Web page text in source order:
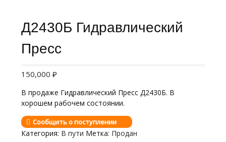
Д2430Б Гидравлический
Пресс
150,000 ₽
В продаже Гидравлический Пресс Д2430Б. В
хорошем рабочем состоянии.
Сообщить о поступлении
Категория: В пути Метка: Продан